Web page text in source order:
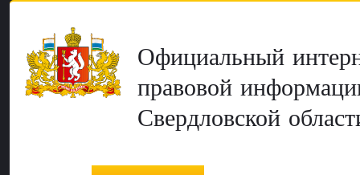
Официальный
правовой
Свердловской